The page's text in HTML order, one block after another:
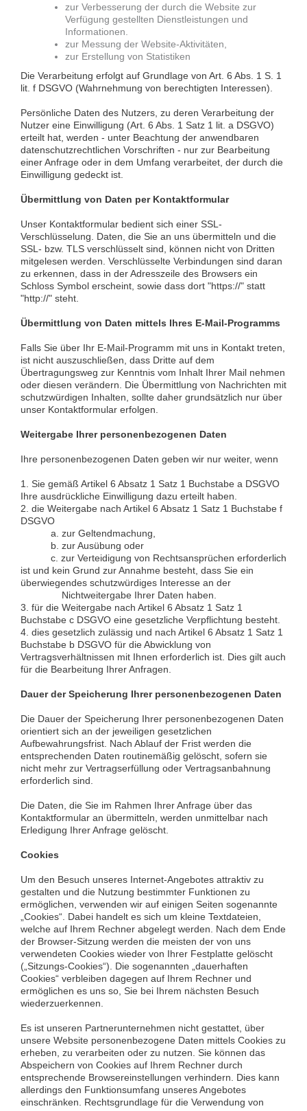
zur Verbesserung der durch die Website zur
Verfügung gestellten Dienstleistungen und
Informationen.
zur Messung der Website-Aktivitäten,
zur Erstellung von Statistiken
Die Verarbeitung erfolgt auf Grundlage von Art. 6 Abs. 1 S. 1
lit. f DSGVO (Wahrnehmung von berechtigten Interessen).
Persönliche Daten des Nutzers, zu deren Verarbeitung der
Nutzer eine Einwilligung (Art. 6 Abs. 1 Satz 1 lit. a DSGVO)
erteilt hat, werden - unter Beachtung der anwendbaren
datenschutzrechtlichen Vorschriften - nur zur Bearbeitung
einer Anfrage oder in dem Umfang verarbeitet, der durch die
Einwilligung gedeckt ist.
Übermittlung von Daten per Kontaktformular
Unser Kontaktformular bedient sich einer SSL-
Verschlüsselung. Daten, die Sie an uns übermitteln und die
SSL- bzw. TLS verschlüsselt sind, können nicht von Dritten
mitgelesen werden. Verschlüsselte Verbindungen sind daran
zu erkennen, dass in der Adresszeile des Browsers ein
Schloss Symbol erscheint, sowie dass dort "https://" statt
"http://" steht.
Übermittlung von Daten mittels Ihres E-Mail-Programms
Falls Sie über Ihr E-Mail-Programm mit uns in Kontakt treten,
ist nicht auszuschließen, dass Dritte auf dem
Übertragungsweg zur Kenntnis vom Inhalt Ihrer Mail nehmen
oder diesen verändern. Die Übermittlung von Nachrichten mit
schutzwürdigen Inhalten, sollte daher grundsätzlich nur über
unser Kontaktformular erfolgen.
Weitergabe Ihrer personenbezogenen Daten
Ihre personenbezogenen Daten geben wir nur weiter, wenn
1. Sie gemäß Artikel 6 Absatz 1 Satz 1 Buchstabe a DSGVO
Ihre ausdrückliche Einwilligung dazu erteilt haben.
2. die Weitergabe nach Artikel 6 Absatz 1 Satz 1 Buchstabe f
DSGVO
a. zur Geltendmachung,
b. zur Ausübung oder
c. zur Verteidigung von Rechtsansprüchen erforderlich
ist und kein Grund zur Annahme besteht, dass Sie ein
überwiegendes schutzwürdiges Interesse an der
Nichtweitergabe Ihrer Daten haben.
3. für die Weitergabe nach Artikel 6 Absatz 1 Satz 1
Buchstabe c DSGVO eine gesetzliche Verpflichtung besteht.
4. dies gesetzlich zulässig und nach Artikel 6 Absatz 1 Satz 1
Buchstabe b DSGVO für die Abwicklung von
Vertragsverhältnissen mit Ihnen erforderlich ist. Dies gilt auch
für die Bearbeitung Ihrer Anfragen.
Dauer der Speicherung Ihrer personenbezogenen Daten
Die Dauer der Speicherung Ihrer personenbezogenen Daten
orientiert sich an der jeweiligen gesetzlichen
Aufbewahrungsfrist. Nach Ablauf der Frist werden die
entsprechenden Daten routinemäßig gelöscht, sofern sie
nicht mehr zur Vertragserfüllung oder Vertragsanbahnung
erforderlich sind.
Die Daten, die Sie im Rahmen Ihrer Anfrage über das
Kontaktformular an übermitteln, werden unmittelbar nach
Erledigung Ihrer Anfrage gelöscht.
Cookies
Um den Besuch unseres Internet-Angebotes attraktiv zu
gestalten und die Nutzung bestimmter Funktionen zu
ermöglichen, verwenden wir auf einigen Seiten sogenannte
„Cookies“. Dabei handelt es sich um kleine Textdateien,
welche auf Ihrem Rechner abgelegt werden. Nach dem Ende
der Browser-Sitzung werden die meisten der von uns
verwendeten Cookies wieder von Ihrer Festplatte gelöscht
(„Sitzungs-Cookies“). Die sogenannten „dauerhaften
Cookies“ verbleiben dagegen auf Ihrem Rechner und
ermöglichen es uns so, Sie bei Ihrem nächsten Besuch
wiederzuerkennen.
Es ist unseren Partnerunternehmen nicht gestattet, über
unsere Website personenbezogene Daten mittels Cookies zu
erheben, zu verarbeiten oder zu nutzen. Sie können das
Abspeichern von Cookies auf Ihrem Rechner durch
entsprechende Browsereinstellungen verhindern. Dies kann
allerdings den Funktionsumfang unseres Angebotes
einschränken. Rechtsgrundlage für die Verwendung von